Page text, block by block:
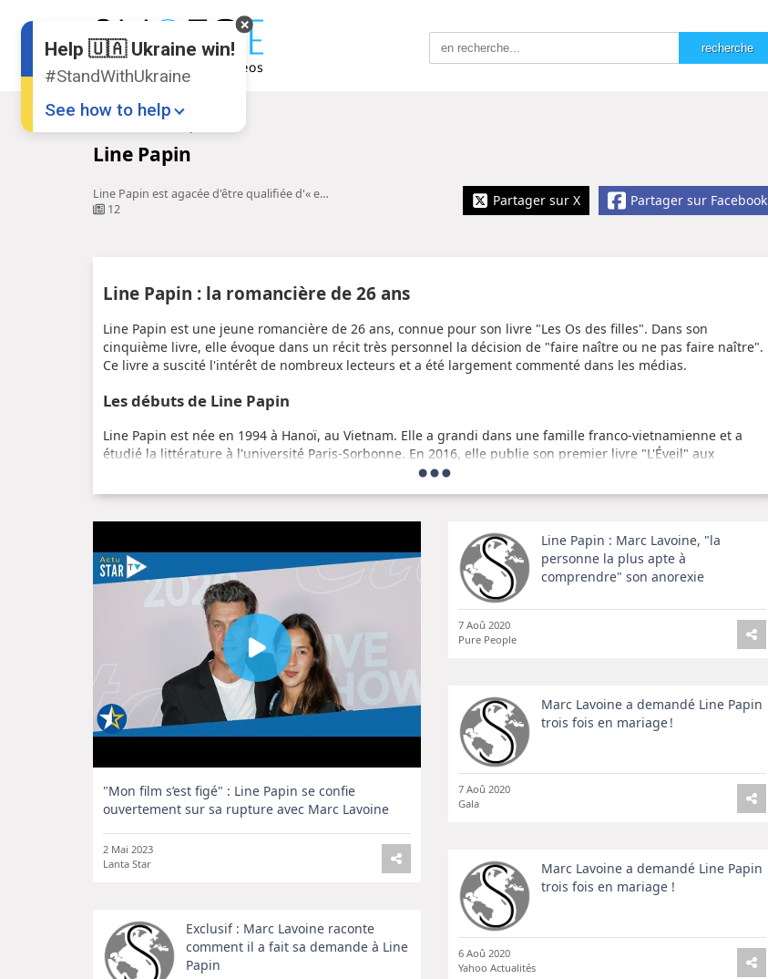
Line Papin
Line Papin est agacée d'être qualifiée d'« ex-femme de Marc ...
12
Partager sur Facebook
Partager sur X
Line Papin : la romancière de 26 ans
Line Papin est une jeune romancière de 26 ans, connue pour son livre "Les Os des filles". Dans son
cinquième livre, elle évoque dans un récit très personnel la décision de "faire naître ou ne pas faire naître".
Ce livre a suscité l'intérêt de nombreux lecteurs et a été largement commenté dans les médias.
Les débuts de Line Papin
Line Papin est née en 1994 à Hanoï, au Vietnam. Elle a grandi dans une famille franco-vietnamienne et a
étudié la littérature à l'université Paris-Sorbonne. En 2016, elle publie son premier livre "L'Éveil" aux
éditions Gallimard. Elle a ensuite publié "Le Chant des revenants" en 2018, "Les Os des filles" en 2019 et "La
Saison de l'ombre" en 2020.
Un style d'écriture unique
Line Papin est connue pour son style d'écriture poétique et évocateur. Elle utilise souvent des images fortes
pour décrire les émotions et les sentiments de ses personnages. Son livre "Les Os des filles" a été
particulièrement acclamé pour sa description réaliste et poignante de la vie d'une jeune fille en France.
"Mon film s’est figé" : Line Papin se confie
ouvertement sur sa rupture avec Marc Lavoine
2 Mai 2023
Lanta Star
Line Papin : Marc Lavoine, "la
personne la plus apte à
comprendre" son anorexie
7 Aoû 2020
Pure People
Marc Lavoine a demandé Line Papin
trois fois en mariage !
7 Aoû 2020
Gala
Marc Lavoine a demandé Line Papin
trois fois en mariage !
6 Aoû 2020
Yahoo Actualités
Exclusif : Marc Lavoine raconte
comment il a fait sa demande à Line
Papin
Help 🇺🇦 Ukraine win!
#StandWithUkraine
See how to help
Share this widget
📌